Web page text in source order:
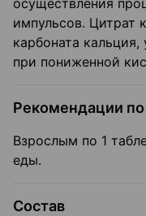
осуществления
импульсов. Цитрат
карбоната
при пониженной
Рекомендации
Взрослым по 1
еды.
Состав